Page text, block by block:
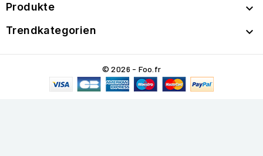
Produkte 
Trendkategorien 
© 2026 - Foo.fr